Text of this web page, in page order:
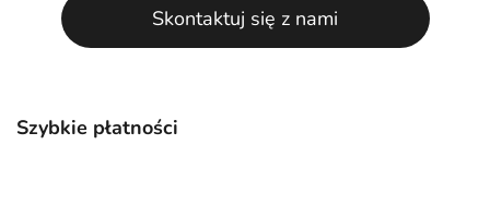
Szybkie płatności
Skontaktuj się z nami